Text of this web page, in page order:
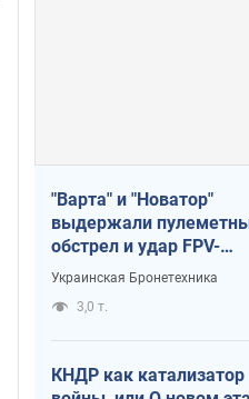
"Варта" и "Новатор"
выдержали
обстрел и удар FPV-
дрона, сохранив жизнь
Украинская Бронетехника
3,0 т.
КНДР как катализатор